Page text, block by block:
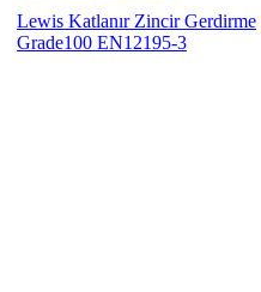
Lewis Katlanır Zincir Gerdirme
Grade100 EN12195-3